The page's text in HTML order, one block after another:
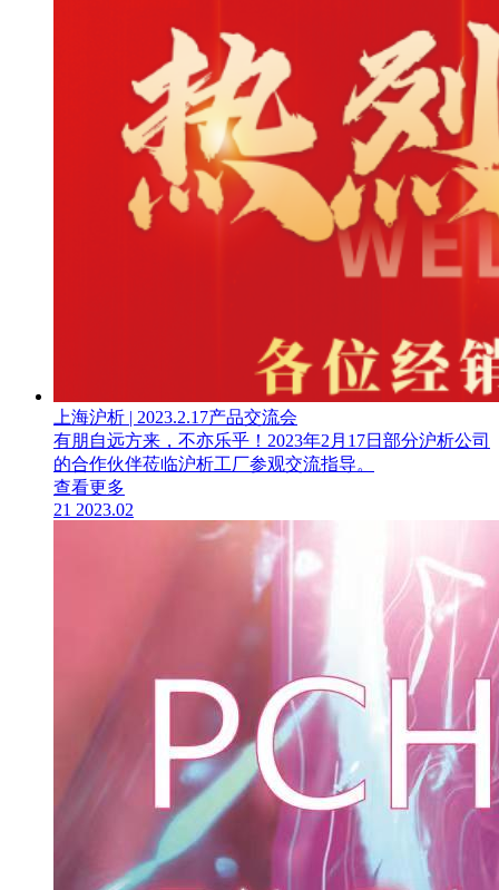
上海沪析 | 2023.2.17产品交流会
有朋自远方来，不亦乐乎！2023年2月17日部分沪析公司
的合作伙伴莅临沪析工厂参观交流指导。
查看更多
21 2023.02